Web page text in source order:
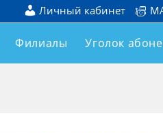
Личный кабинет
Филиалы Уголок